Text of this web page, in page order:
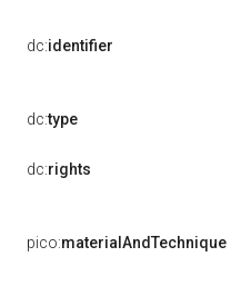
dc:identifier
dc:type
dc:rights
pico:materialAndTechnique